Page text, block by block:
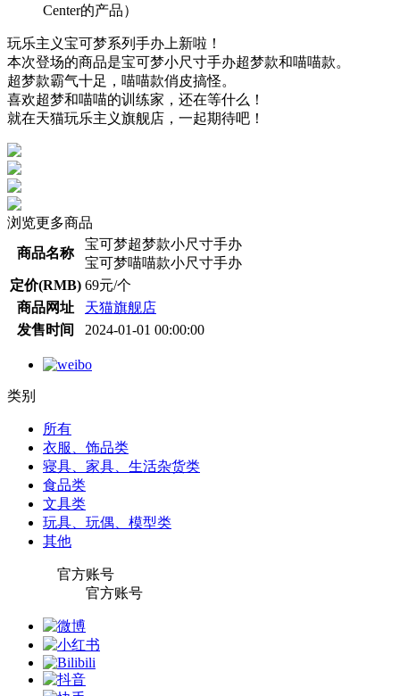
Center的产品）
玩乐主义宝可梦系列手办上新啦！
本次登场的商品是宝可梦小尺寸手办超梦款和喵喵款。
超梦款霸气十足，喵喵款俏皮搞怪。
喜欢超梦和喵喵的训练家，还在等什么！
就在天猫玩乐主义旗舰店，一起期待吧！
浏览更多商品
商品名称
宝可梦超梦款小尺寸手办
宝可梦喵喵款小尺寸手办
定价(RMB) 69元/个
商品网址
天猫旗舰店
发售时间
2024-01-01 00:00:00
类别
所有
衣服、饰品类
寝具、家具、生活杂货类
食品类
文具类
玩具、玩偶、模型类
其他
官方账号
官方账号